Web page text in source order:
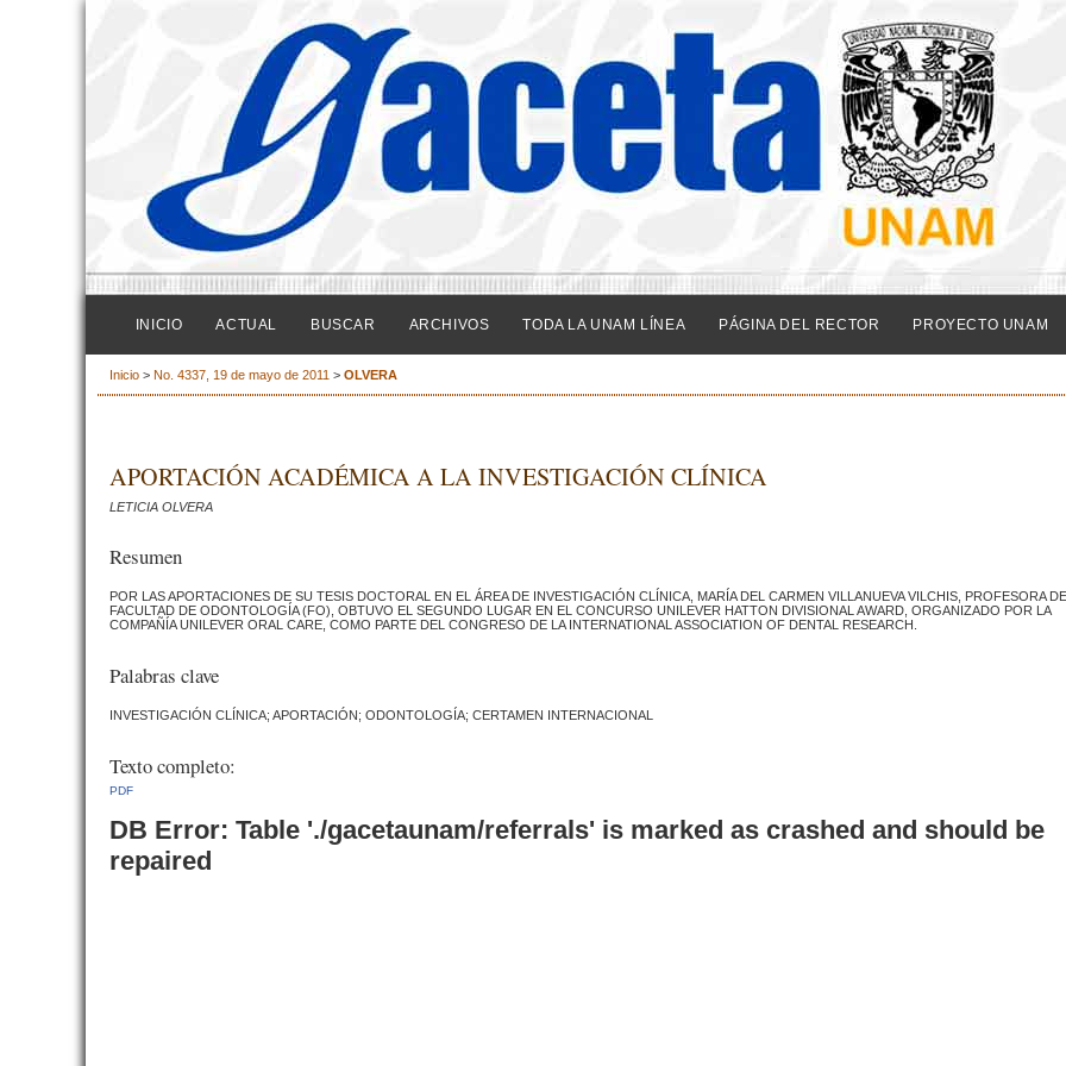
INICIO ACTUAL BUSCAR ARCHIVOS TODA LA UNAM LÍNEA PÁGINA DEL RECTOR PROYECTO UNAM
Inicio > No. 4337, 19 de mayo de 2011 > OLVERA
APORTACIÓN ACADÉMICA A LA INVESTIGACIÓN CLÍNICA
LETICIA OLVERA
Resumen
POR LAS APORTACIONES DE SU TESIS DOCTORAL EN EL ÁREA DE INVESTIGACIÓN CLÍNICA, MARÍA DEL CARMEN VILLANUEVA VILCHIS, PROFESORA
FACULTAD DE ODONTOLOGÍA (FO), OBTUVO EL SEGUNDO LUGAR EN EL CONCURSO UNILEVER HATTON DIVISIONAL AWARD, ORGANIZADO POR LA
COMPAÑÍA UNILEVER ORAL CARE, COMO PARTE DEL CONGRESO DE LA INTERNATIONAL ASSOCIATION OF DENTAL RESEARCH.
Palabras clave
INVESTIGACIÓN CLÍNICA; APORTACIÓN; ODONTOLOGÍA; CERTAMEN INTERNACIONAL
Texto completo:
PDF
DB Error: Table './gacetaunam/referrals' is marked as crashed and should be
repaired